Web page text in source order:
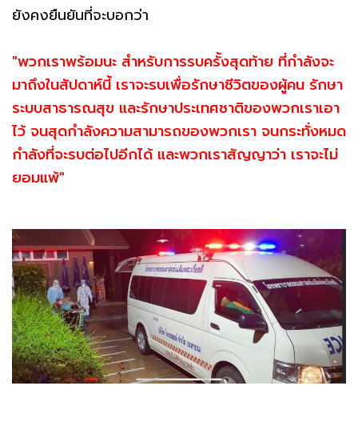
ยังคงยืนยันที่จะบอกว่า
"พวกเราพร้อมนะ สำหรับการรบครั้งสุดท้าย ที่กำลังจะ
มาถึงในสัปดาห์นี้ เราจะรบเพื่อรักษาชีวิตของผู้คน รักษา
ระบบสาธารณสุข และรักษาประเทศชาติของพวกเราเอา
ไว้ จนสุดกำลังความสามารถของพวกเรา จนกระทั่งหมด
กำลังที่จะรบต่อไปอีกได้ และพวกเราสัญญาว่า เราจะไม่
ยอมแพ้"